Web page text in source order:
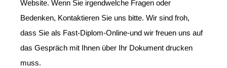
Website. Wenn Sie irgendwelche Fragen oder
Bedenken, Kontaktieren Sie uns bitte. Wir sind froh,
dass Sie als Fast-Diplom-Online-und wir freuen uns auf
das Gespräch mit Ihnen über Ihr Dokument drucken
muss.